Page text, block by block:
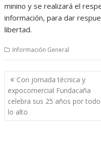
minino y se realizará el
información, para dar
libertad.
Información General
Navegación
de
entradas
Con jornada técnica y
expocomercial Fundacaña
celebra sus 25 años por todo
lo alto